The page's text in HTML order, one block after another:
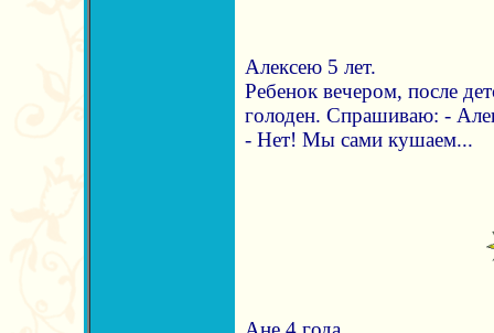
Алексею 5 лет.
Ребенок вечером, после
голоден. Спрашиваю: -
- Нет! Мы сами кушаем...